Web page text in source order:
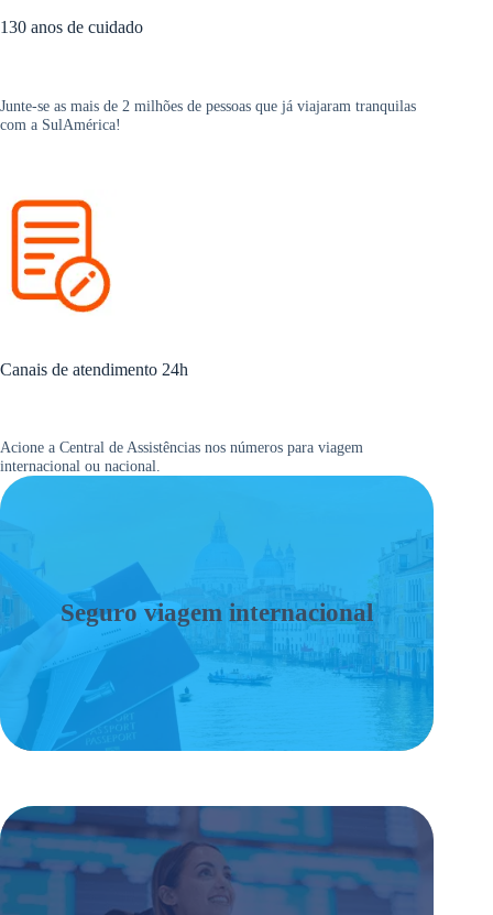
130 anos de cuidado
Junte-se as mais de 2 milhões de pessoas que já viajaram tranquilas
com a SulAmérica!
Canais de atendimento 24h
Acione a Central de Assistências nos números para viagem
internacional ou nacional.
Seguro viagem internacional